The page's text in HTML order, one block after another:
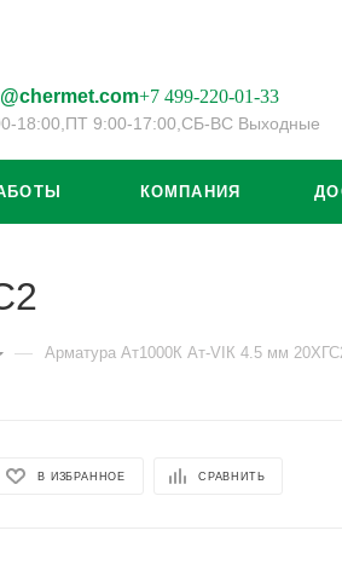
+7 499-220-01-33
18:00, ПТ 9:00-17:00, СБ-ВС Выходные
КОМПАНИЯ
— Арматура Ат1000К Ат-VIК 4.5 мм
В ИЗБРАННОЕ СРАВНИТЬ